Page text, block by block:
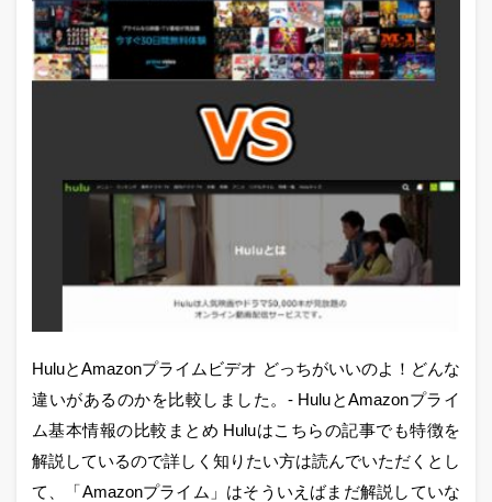
HuluとAmazonプライムビデオ どっちがいいのよ！どんな
違いがあるのかを比較しました。- HuluとAmazonプライ
ム基本情報の比較まとめ Huluはこちらの記事でも特徴を
解説しているので詳しく知りたい方は読んでいただくとし
て、「Amazonプライム」はそういえばまだ解説していな